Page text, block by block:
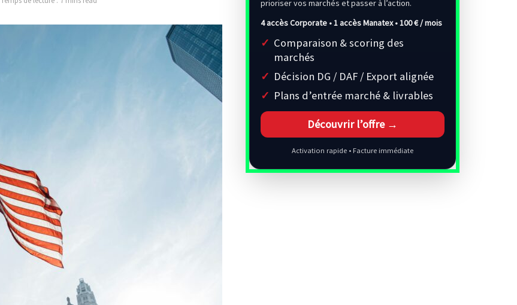
prioriser vos marchés et passer à l’action.
4 accès Corporate • 1 accès Manatex •100 € / mois
Comparaison & scoring des
marchés
Décision DG / DAF / Export alignée
Plans d’entrée marché & livrables
Découvrir l’offre →
Activation rapide • Facture immédiate